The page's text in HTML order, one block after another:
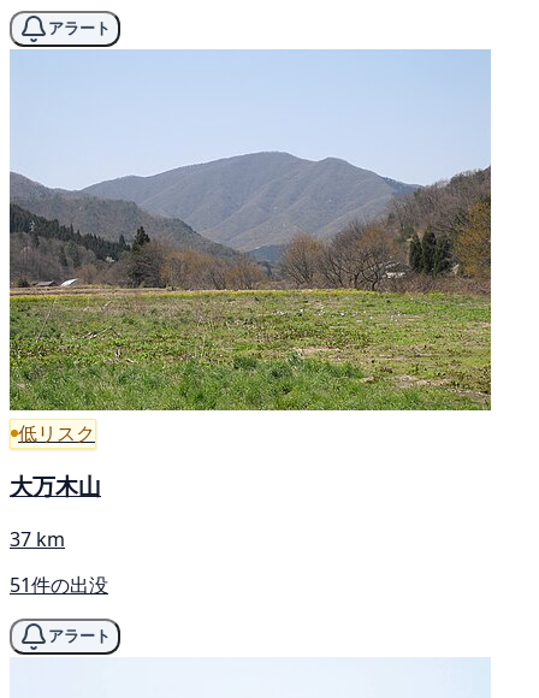
アラート
低リスク
大万木山
37 km
51件の出没
アラート